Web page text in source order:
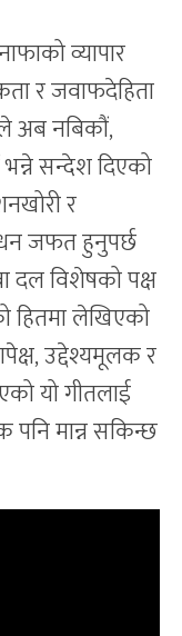
व्यापार
र जवाफदेहिता
अब नबिकौं,
सन्देश दिएको
र
जफत हुनुपर्छ
दल विशेषको पक्ष
हितमा लेखिएको
उद्देश्यमूलक र
यो गीतलाई
पनि मान्न सकिन्छ